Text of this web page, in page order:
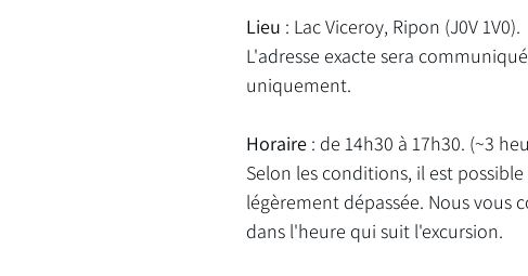
Lieu : Lac Viceroy, Ripon (J0V 1V0).
L'adresse exacte sera
uniquement.
Horaire : de 14h30 à 17h30. (~3
Selon les conditions, il est
légèrement dépassée. Nous vous
dans l'heure qui suit l'excursion.